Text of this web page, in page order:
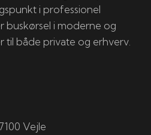
i professionel
buskørsel i moderne og
til både private og erhverv.
Vejle